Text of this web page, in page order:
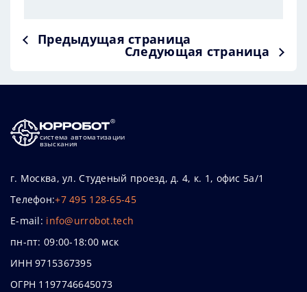
Предыдущая страница
Следующая страница
система автоматизации
взыскания
г. Москва, ул. Студеный проезд, д. 4, к. 1, офис 5а/1
Телефон:+7 495 128-65-45
E-mail: info@urrobot.tech
пн-пт: 09:00-18:00 мск
ИНН 9715367395
ОГРН 1197746645073